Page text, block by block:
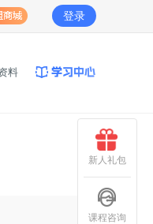
登录
料
新人礼包
课程咨询